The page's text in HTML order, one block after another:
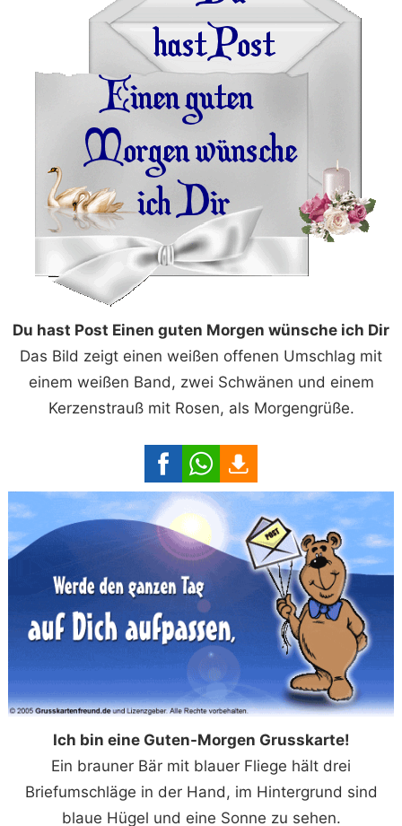
Du hast Post Einen guten Morgen wünsche ich Dir
Das Bild zeigt einen weißen offenen Umschlag mit
einem weißen Band, zwei Schwänen und einem
Kerzenstrauß mit Rosen, als Morgengrüße.
Ich bin eine Guten-Morgen Grusskarte!
Ein brauner Bär mit blauer Fliege hält drei
Briefumschläge in der Hand, im Hintergrund sind
blaue Hügel und eine Sonne zu sehen.